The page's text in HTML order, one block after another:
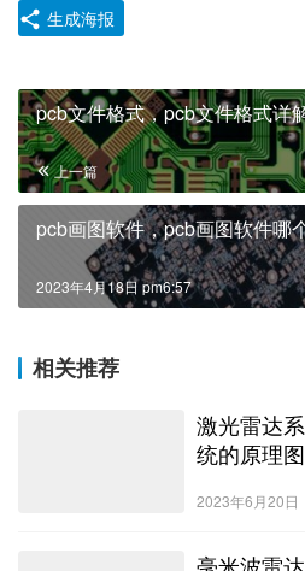
生成海报
pcb文件格式，pcb文件格式详
上一篇
pcb画图软件，pcb画图软件哪
2023年4月18日 pm6:57
相关推荐
激光雷达
统的原理
2023年6月20日